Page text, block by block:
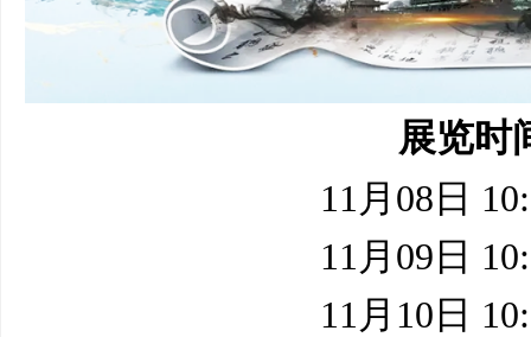
展览时
11月08日
11月09日
11月10日